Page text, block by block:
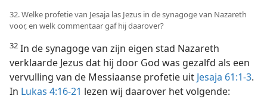
32. Welke profetie van Jesaja las Jezus in de synagoge van Nazareth
voor, en welk commentaar gaf hij daarover?
32 In de synagoge van zijn eigen stad Nazareth
verklaarde Jezus dat hij door God was gezalfd als een
vervulling van de Messiaanse profetie uit Jesaja 61:1-3.
In Lukas 4:16-21 lezen wij daarover het volgende: